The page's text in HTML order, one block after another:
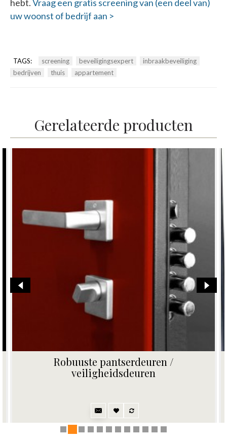
hebt.Vraag een gratis screening van (een deel van)
uw woonst of bedrijf aan >
TAGS: screening beveiligingsexpert
inbraakbeveiliging
bedrijven
thuis appartement
Gerelateerde producten
Robuuste pantserdeuren /
veiligheidsdeuren